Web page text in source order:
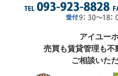
アイユー
売買も賃貸管理も不
ご相談いた